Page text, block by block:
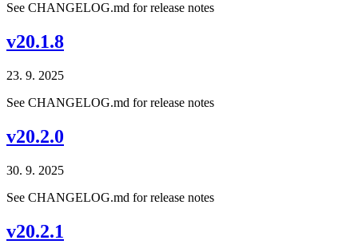
See CHANGELOG.md for release notes
v20.1.8
23. 9. 2025
See CHANGELOG.md for release notes
v20.2.0
30. 9. 2025
See CHANGELOG.md for release notes
v20.2.1